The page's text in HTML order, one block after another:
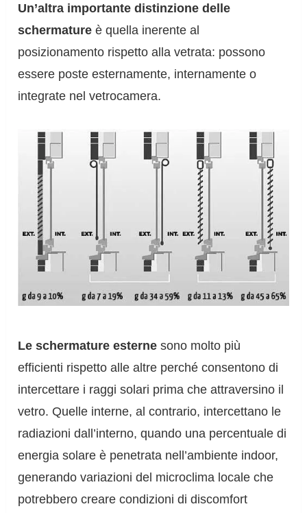
Un’altra importante distinzione delle
schermature è quella inerente al
posizionamento rispetto alla vetrata: possono
essere poste esternamente, internamente o
integrate nel vetrocamera.
Le schermature esterne sono molto più
efficienti rispetto alle altre perché consentono di
intercettare i raggi solari prima che attraversino il
vetro. Quelle interne, al contrario, intercettano le
radiazioni dall’interno, quando una percentuale di
energia solare è penetrata nell’ambiente indoor,
generando variazioni del microclima locale che
potrebbero creare condizioni di discomfort